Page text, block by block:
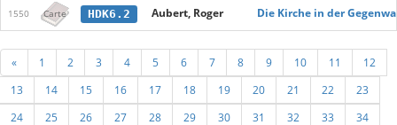
1550 Carte HDK6.2 Aubert, Roger Die Kirche in der
« 1 2 3 4 5 6 7 8 9 10 11
12
13
14 15 16 17 18 19 20 21 22
23
24
25 26 27 28 29 30 31 32 33
34